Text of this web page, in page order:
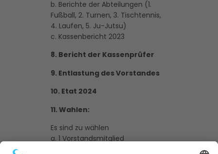
b. Berichte der Abteilungen (1.
Fußball, 2. Turnen, 3. Tischtennis,
4. Laufen, 5. Ju-Jutsu)
c. Kassenbericht 2023
8. Bericht der Kassenprüfer
9. Entlastung des Vorstandes
10. Etat 2024
11. Wahlen:
Es sind zu wählen
a. 1 Vorstandsmitglied